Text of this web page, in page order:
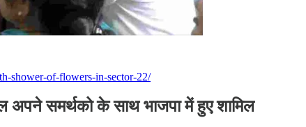
shower-of-flowers-in-sector-22/
समर्थको के साथ भाजपा में हुए शामिल